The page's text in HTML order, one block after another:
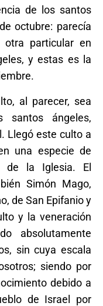
de los santos
octubre: parecía
otra particular en
y estas es la
al parecer, sea
ángeles,
Llegó este culto a
una especie de
de la Iglesia. El
Simón Mago,
de San Epifanio y
y la veneración
absolutamente
sin cuya escala
siendo por
debido a
de Israel por